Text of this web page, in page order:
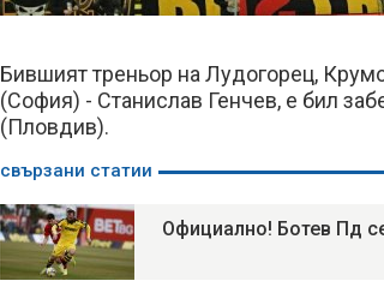
Бившият треньор на Лудогорец,
(София) - Станислав Генчев, е бил
(Пловдив).
свързани статии
Официално! Ботев Пд